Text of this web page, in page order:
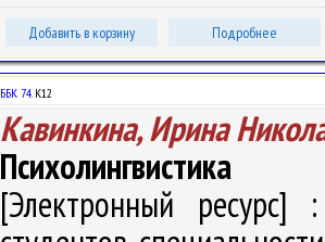
Добавить в корзину Подробнее
ББК 74.К12
Кавинкина, Ирина
Психолингвистика
[Электронный ресурс]